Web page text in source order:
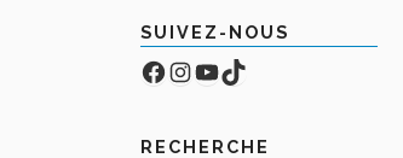
SUIVEZ-NOUS
Facebook
Compte Instagram
YouTube
TikTok
RECHERCHE